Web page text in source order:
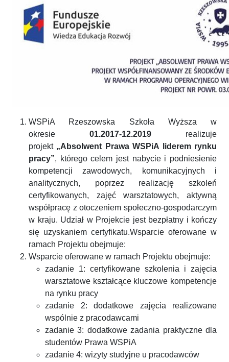
WSPiA Rzeszowska Szkoła Wyższa w
okresie 01.2017-12.2019 realizuje
projekt „Absolwent Prawa WSPiA liderem rynku
pracy”, którego celem jest nabycie i podniesienie
kompetencji zawodowych, komunikacyjnych i
analitycznych, poprzez realizację szkoleń
certyfikowanych, zajęć warsztatowych, aktywną
współpracę z otoczeniem społeczno-gospodarczym
w kraju. Udział w Projekcie jest bezpłatny i kończy
się uzyskaniem certyfikatu.Wsparcie oferowane w
ramach Projektu obejmuje:
Wsparcie oferowane w ramach Projektu obejmuje:
zadanie 1: certyfikowane szkolenia i zajęcia
warsztatowe kształcące kluczowe kompetencje
na rynku pracy
zadanie 2: dodatkowe zajęcia realizowane
wspólnie z pracodawcami
zadanie 3: dodatkowe zadania praktyczne dla
studentów Prawa WSPiA
zadanie 4: wizyty studyjne u pracodawców